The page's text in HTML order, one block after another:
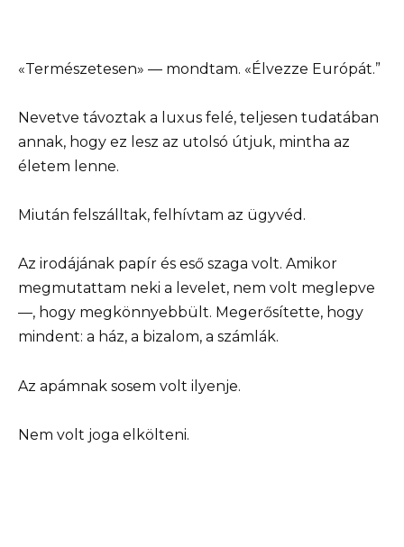
«Természetesen» — mondtam. «Élvezze Európát.”
Nevetve távoztak a luxus felé, teljesen tudatában
annak, hogy ez lesz az utolsó útjuk, mintha az
életem lenne.
Miután felszálltak, felhívtam az ügyvéd.
Az irodájának papír és eső szaga volt. Amikor
megmutattam neki a levelet, nem volt meglepve
—, hogy megkönnyebbült. Megerősítette, hogy
mindent: a ház, a bizalom, a számlák.
Az apámnak sosem volt ilyenje.
Nem volt joga elkölteni.